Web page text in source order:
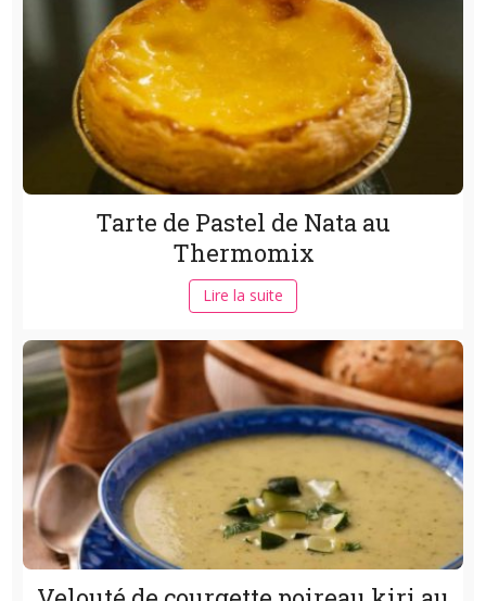
Tarte de Pastel de Nata au
Thermomix
Lire la suite